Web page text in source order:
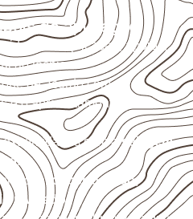
da aplicação
aplicação, apoios,
técnica.
de acordo com as
e o aproveitamento
extremidades com aselagem
.
local coberto, seco,
nivelado.